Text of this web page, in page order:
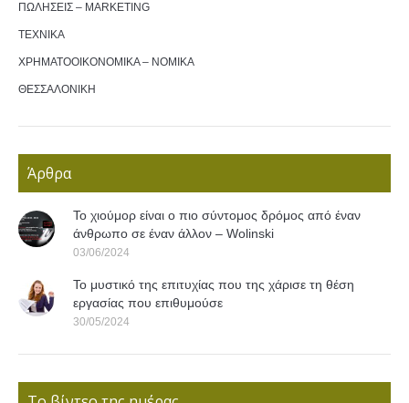
ΠΩΛΗΣΕΙΣ – MARKETING
ΤΕΧΝΙΚΑ
ΧΡΗΜΑΤΟΟΙΚΟΝΟΜΙΚΑ – ΝΟΜΙΚΑ
ΘΕΣΣΑΛΟΝΙΚΗ
Άρθρα
Το χιούμορ είναι ο πιο σύντομος δρόμος από έναν
άνθρωπο σε έναν άλλον – Wolinski
03/06/2024
Το μυστικό της επιτυχίας που της χάρισε τη θέση
εργασίας που επιθυμούσε
30/05/2024